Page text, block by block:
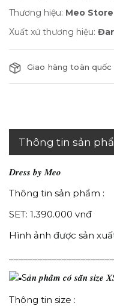
Thương hiệu: Meo Store
Xuất xứ thương hiệu:
Giao hàng toàn quốc
Thông tin sản
𝑫𝒓𝒆𝒔𝒔 𝒃𝒚 𝑴𝒆𝒐
Thông tin sản phẩm :
SET: 1.390.000 vnđ
Hình ảnh được sản
S𝒂̉𝒏 𝒑𝒉𝒂̂̉𝒎 𝒄𝒐́ 𝒔𝒂̆̃𝒏 𝒔𝒊𝒛𝒆
Thông tin size :